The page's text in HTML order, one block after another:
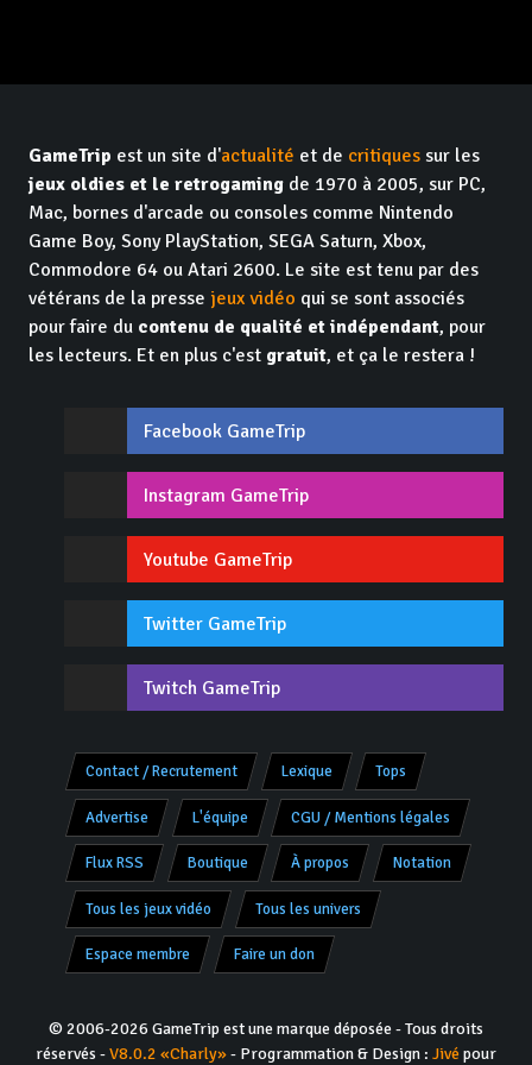
GameTrip est un site d'actualité et de critiques sur les
jeux oldies et le retrogaming de 1970 à 2005, sur PC,
Mac, bornes d'arcade ou consoles comme Nintendo
Game Boy, Sony PlayStation, SEGA Saturn, Xbox,
Commodore 64 ou Atari 2600. Le site est tenu par des
vétérans de la presse jeux vidéo qui se sont associés
pour faire du contenu de qualité et indépendant, pour
les lecteurs. Et en plus c'est gratuit, et ça le restera !
Facebook GameTrip
Instagram GameTrip
Youtube GameTrip
Twitter GameTrip
Twitch GameTrip
Contact / Recrutement Lexique Tops
Advertise L'équipe CGU / Mentions légales
Flux RSS Boutique À propos Notation
Tous les jeux vidéo Tous les univers
Espace membre Faire un don
© 2006-2026 GameTrip est une marque déposée - Tous droits
réservés -V8.0.2 «Charly»- Programmation & Design : Jivépour